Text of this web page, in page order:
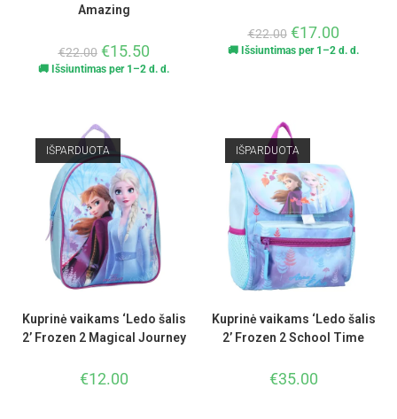
Amazing
€22.00 €15.50
🚚 Išsiuntimas per 1–2 d. d.
€22.00 €17.00
🚚 Išsiuntimas per 1–2 d. d.
IŠPARDUOTA
Kuprinė vaikams ‘Ledo šalis
2’ Frozen 2 Magical Journey
€12.00
IŠPARDUOTA
Kuprinė vaikams ‘Ledo šalis
2’ Frozen 2 School Time
€35.00